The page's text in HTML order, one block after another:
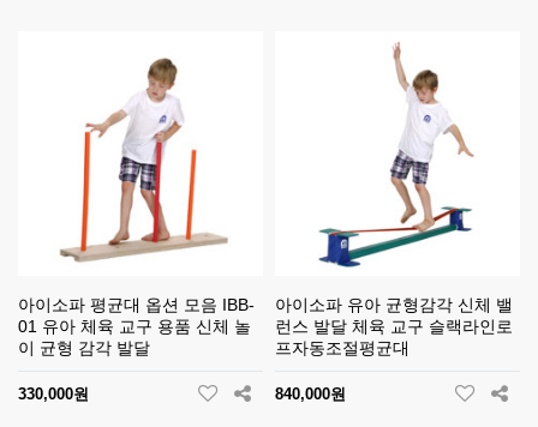
아이소파 평균대 옵션 모음 IBB-
01 유아 체육 교구 용품 신체 놀
이 균형 감각 발달
330,000원
아이소파 유아 균형감각 신체 밸
런스 발달 체육 교구 슬랙라인로
프자동조절평균대
840,000원